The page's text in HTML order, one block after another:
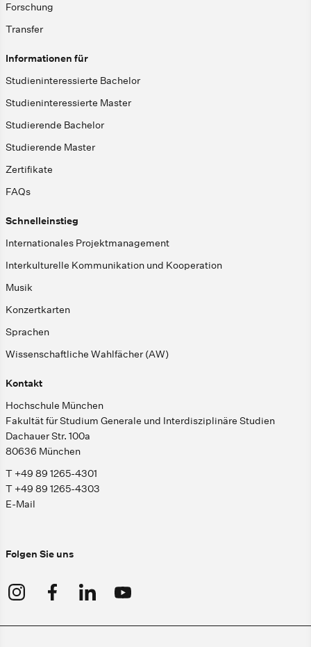
Forschung
Transfer
Informationen für
Studieninteressierte Bachelor
Studieninteressierte Master
Studierende Bachelor
Studierende Master
Zertifikate
FAQs
Schnelleinstieg
Internationales Projektmanagement
Interkulturelle Kommunikation und Kooperation
Musik
Konzertkarten
Sprachen
Wissenschaftliche Wahlfächer (AW)
Kontakt
Hochschule München
Fakultät für Studium Generale und Interdisziplinäre Studien
Dachauer Str. 100a
80636 München
T +49 89 1265-4301
T +49 89 1265-4303
E-Mail
Folgen Sie uns